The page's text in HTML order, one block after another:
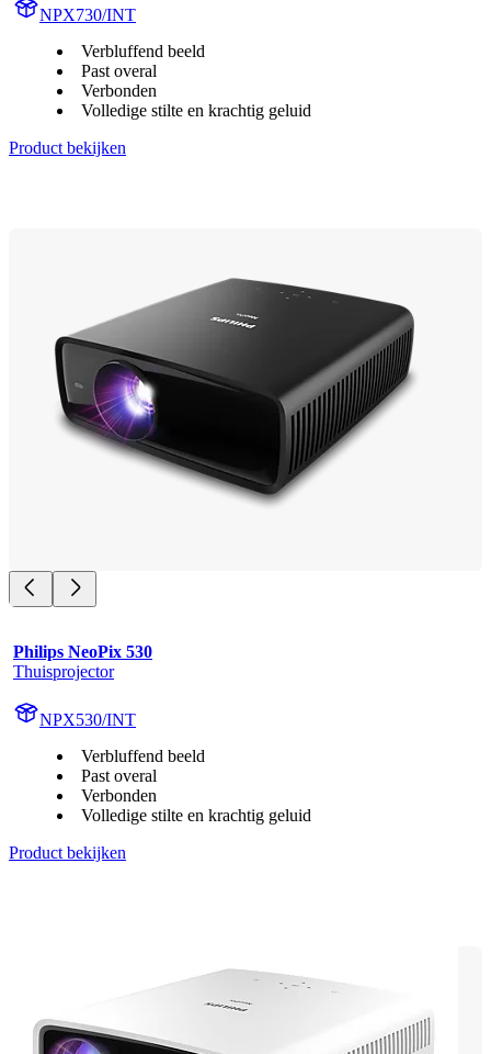
NPX730/INT
Verbluffend beeld
Past overal
Verbonden
Volledige stilte en krachtig geluid
Product bekijken
Philips NeoPix 530
Thuisprojector
NPX530/INT
Verbluffend beeld
Past overal
Verbonden
Volledige stilte en krachtig geluid
Product bekijken